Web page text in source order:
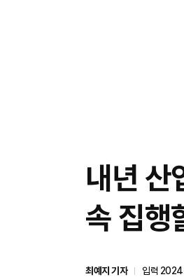
내년 산
속 집행
최예지 기자
입력